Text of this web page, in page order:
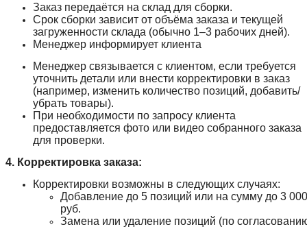
Заказ передаётся на склад для сборки.
Срок сборки зависит от объёма заказа и текущей
загруженности склада (обычно 1–3 рабочих дней).
Менеджер информирует клиента
Менеджер связывается с клиентом, если требуется
уточнить детали или внести корректировки в заказ
(например, изменить количество позиций, добавить/
убрать товары).
При необходимости по запросу клиента
предоставляется фото или видео собранного заказа
для проверки.
4. Корректировка заказа:
Корректировки возможны в следующих случаях:
Добавление до 5 позиций или на сумму до 3 000
руб.
Замена или удаление позиций (по